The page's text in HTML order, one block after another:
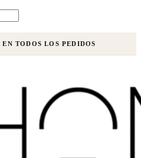
TODOS LOS PEDIDOS